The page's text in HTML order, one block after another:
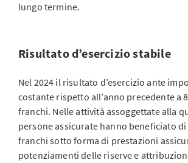
lungo termine.
Risultato d’esercizio stabile
Nel 2024 il risultato d’esercizio ante
costante rispetto all’anno precedente a
franchi. Nelle attività assoggettate alla
persone assicurate hanno beneficiato
franchi sotto forma di prestazioni
potenziamenti delle riserve e